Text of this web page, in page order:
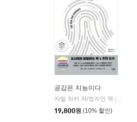
공감은 지능이다
자밀 자키 저/정지인 역
심심
19,800원 (10% 할인)